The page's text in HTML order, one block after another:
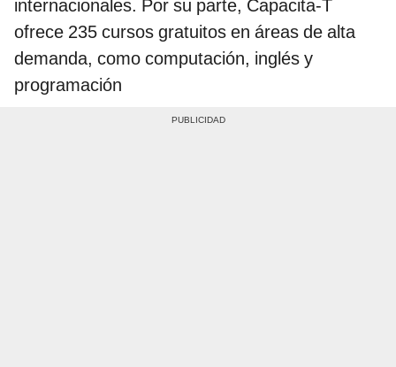
internacionales. Por su parte, Capacita-T
ofrece 235 cursos gratuitos en áreas de alta
demanda, como computación, inglés y
programación